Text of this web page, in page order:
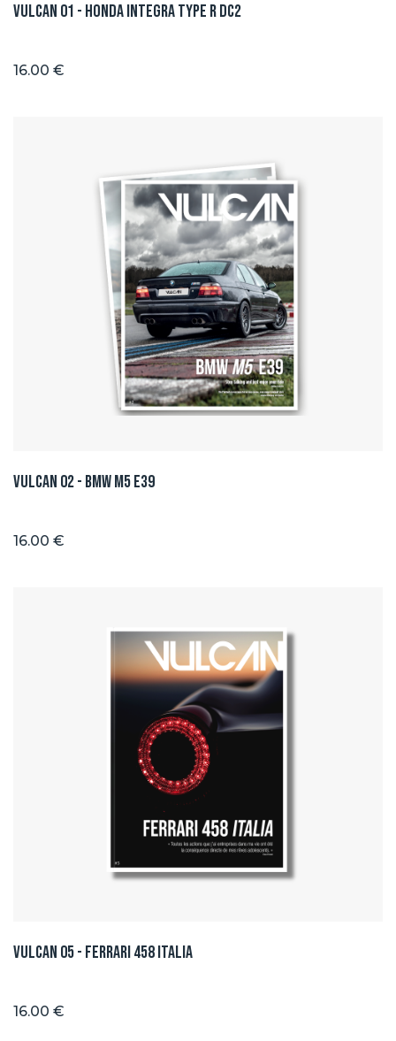
Vulcan 01 - Honda integra type R DC2
16.00 €
Vulcan 02 - BMW M5 E39
16.00 €
Vulcan 05 - Ferrari 458 ITALIA
16.00 €